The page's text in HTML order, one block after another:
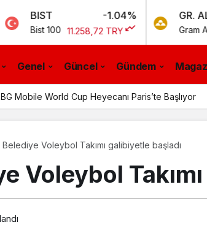
11.258,72 TRY
GR. ALTIN
Gram Altın
Genel Güncel Gündem
Mobile World Cup Heyecanı Paris’te Başlıyor
Belediye Voleybol Takımı galibiyetle başladı
Voleybol